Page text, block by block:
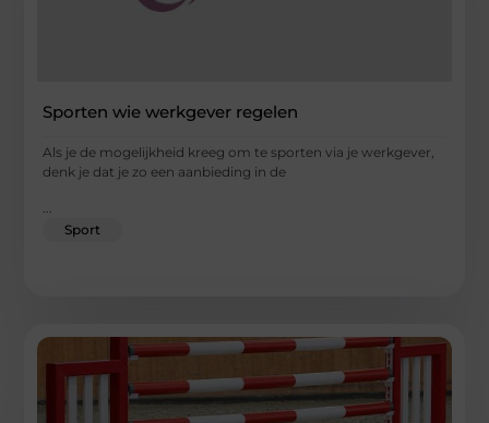
Sporten wie werkgever regelen
Als je de mogelijkheid kreeg om te sporten via je werkgever,
denk je dat je zo een aanbieding in de
Sport